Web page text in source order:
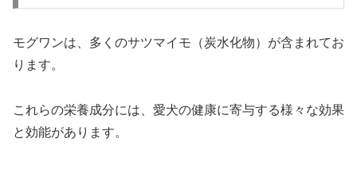
モグワンは、多くのサツマイモ（炭水化物）が含まれてお
ります。
これらの栄養成分には、愛犬の健康に寄与する様々な効果
と効能があります。